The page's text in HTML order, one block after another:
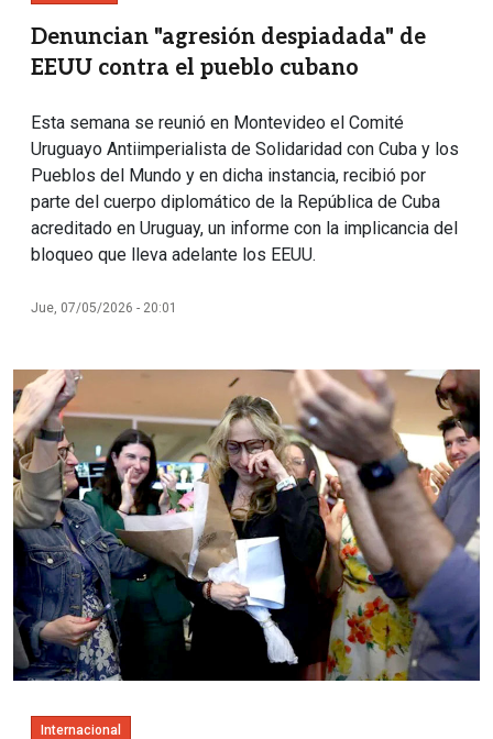
Denuncian "agresión despiadada" de
EEUU contra el pueblo cubano
Esta semana se reunió en Montevideo el Comité
Uruguayo Antiimperialista de Solidaridad con Cuba y los
Pueblos del Mundo y en dicha instancia, recibió por
parte del cuerpo diplomático de la República de Cuba
acreditado en Uruguay, un informe con la implicancia del
bloqueo que lleva adelante los EEUU.
Jue, 07/05/2026 - 20:01
Imagen
Internacional